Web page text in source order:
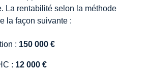
La rentabilité selon la méthode
la façon suivante :
: 150 000 €
: 12 000 €